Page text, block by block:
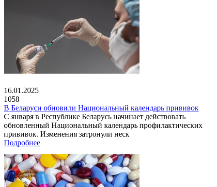
16.01.2025
1058
В Беларуси обновили Национальный календарь прививок
С января в Республике Беларусь начинает действовать
обновленный Национальный календарь профилактических
прививок. Изменения затронули неск
Подробнее